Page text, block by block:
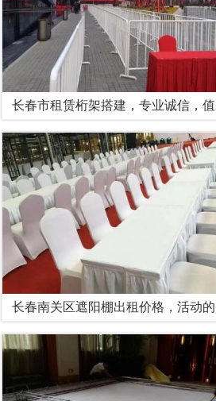
长春市租赁桁架搭建，专业诚信，值
长春南关区遮阳棚出租价格，活动的